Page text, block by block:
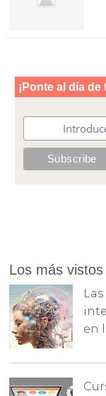
Los más vistos
en